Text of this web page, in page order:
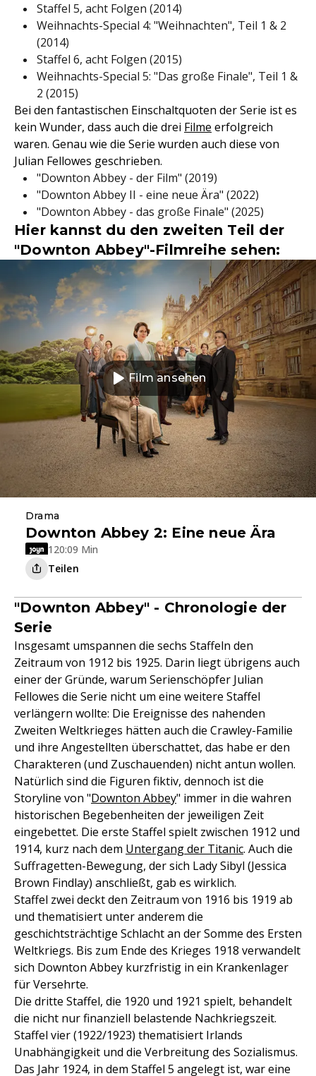
Staffel 5, acht Folgen (2014)
Weihnachts-Special 4: "Weihnachten", Teil 1 & 2
(2014)
Staffel 6, acht Folgen (2015)
Weihnachts-Special 5: "Das große Finale", Teil 1 &
2 (2015)
Bei den fantastischen Einschaltquoten der Serie ist es
kein Wunder, dass auch die drei Filme erfolgreich
waren. Genau wie die Serie wurden auch diese von
Julian Fellowes geschrieben.
"Downton Abbey - der Film" (2019)
"Downton Abbey II - eine neue Ära" (2022)
"Downton Abbey - das große Finale" (2025)
Hier kannst du den zweiten Teil der
"Downton Abbey"-Filmreihe sehen:
Film ansehen
Drama
Downton Abbey 2: Eine neue Ära
120:09 Min
Teilen
"Downton Abbey" - Chronologie der
Serie
Insgesamt umspannen die sechs Staffeln den
Zeitraum von 1912 bis 1925. Darin liegt übrigens auch
einer der Gründe, warum Serienschöpfer Julian
Fellowes die Serie nicht um eine weitere Staffel
verlängern wollte: Die Ereignisse des nahenden
Zweiten Weltkrieges hätten auch die Crawley-Familie
und ihre Angestellten überschattet, das habe er den
Charakteren (und Zuschauenden) nicht antun wollen.
Natürlich sind die Figuren fiktiv, dennoch ist die
Storyline von "Downton Abbey" immer in die wahren
historischen Begebenheiten der jeweiligen Zeit
eingebettet. Die erste Staffel spielt zwischen 1912 und
1914, kurz nach dem Untergang der Titanic. Auch die
Suffragetten-Bewegung, der sich Lady Sibyl (Jessica
Brown Findlay) anschließt, gab es wirklich.
Staffel zwei deckt den Zeitraum von 1916 bis 1919 ab
und thematisiert unter anderem die
geschichtsträchtige Schlacht an der Somme des Ersten
Weltkriegs. Bis zum Ende des Krieges 1918 verwandelt
sich Downton Abbey kurzfristig in ein Krankenlager
für Versehrte.
Die dritte Staffel, die 1920 und 1921 spielt, behandelt
die nicht nur finanziell belastende Nachkriegszeit.
Staffel vier (1922/1923) thematisiert Irlands
Unabhängigkeit und die Verbreitung des Sozialismus.
Das Jahr 1924, in dem Staffel 5 angelegt ist, war eine